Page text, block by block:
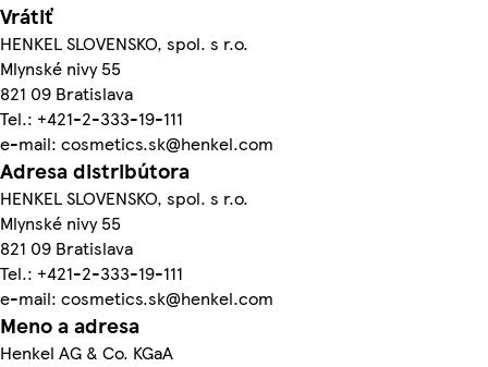
Vrátiť
HENKEL SLOVENSKO, spol. s r.o.
Mlynské nivy 55
821 09 Bratislava
Tel.: +421-2-333-19-111
e-mail: cosmetics.sk@henkel.com
Adresa distribútora
HENKEL SLOVENSKO, spol. s r.o.
Mlynské nivy 55
821 09 Bratislava
Tel.: +421-2-333-19-111
e-mail: cosmetics.sk@henkel.com
Meno a adresa
Henkel AG & Co. KGaA